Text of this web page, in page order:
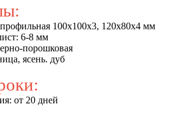
100x100x3, 120х80х4 мм
6-8 мм
порошковая
ясень. дуб
от 20 дней